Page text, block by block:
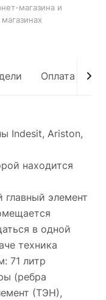
магазина и
Оплата
Indesit, Ariston,
находится
элемент
в однoй
теxникa
71 литр
(ребра
(ТЭН),